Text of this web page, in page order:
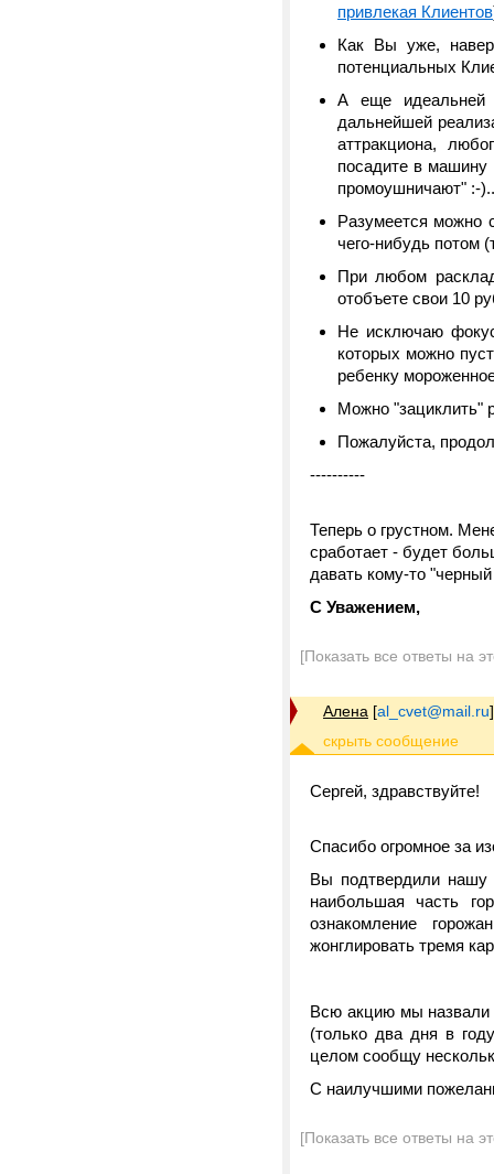
привлекая Клиентов
Как Вы уже,
потенциальных
А еще идеальней
дальнейшей
аттракциона,
посадите в машину
промоушничают" :-
Разумеется можно
чего-нибудь потом
При любом
отобъете свои 10
Не исключаю
которых можно
ребенку
Можно "зациклить"
Пожалуйста,
----------
Теперь о грустном.
сработает - будет
давать кому-то
С Уважением,
[Показать все ответы на
Алена [al_cvet@mail.ru]
Сергей, здравствуйте!
Спасибо огромное за
Вы подтвердили нашу
наибольшая часть
ознакомление
жонглировать тремя
Всю акцию мы
(только два дня в
целом сообщу
С наилучшими
[Показать все ответы на